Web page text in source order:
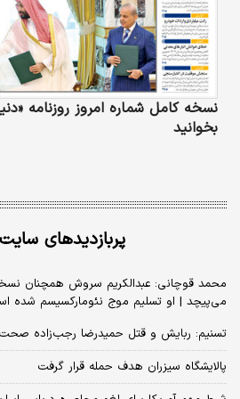
نسخه کامل شماره امروز روزنامه
بخوانید
پربازدیدهای
محمد قوچانی: عبدالکریم سروش همچنان
می‌پیچد | او تسلیم موج نئومارکسیسم شده
تسنیم: ربایش و قتل حمیدرضا رجب‌زاده صحت
پالایشگاه سیزران هدف حمله قرار گرفت